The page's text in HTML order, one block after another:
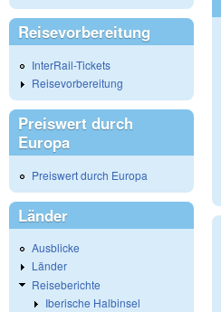
Reisevorbereitung
InterRail-Tickets
Reisevorbereitung
Preiswert durch
Europa
Preiswert durch Europa
Länder
Ausblicke
Länder
Reiseberichte
Iberische Halbinsel